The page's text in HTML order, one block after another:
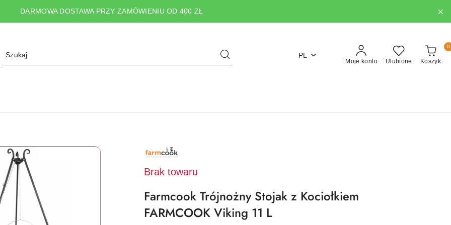
DARMOWA DOSTAWA PRZY ZAMÓWIENIU OD 400 ZŁ
PL
Moje konto Ulubione Koszyk
0
NAZWA
PRODUCENTA:
Brak towaru
Farmcook Trójnożny Stojak z Kociołkiem
FARMCOOK Viking 11 L